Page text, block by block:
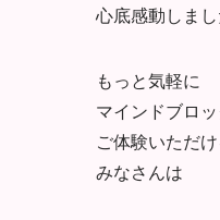
心底感動しまし
もっと気軽に
マインドブロ
ご体験いただ
みなさんは